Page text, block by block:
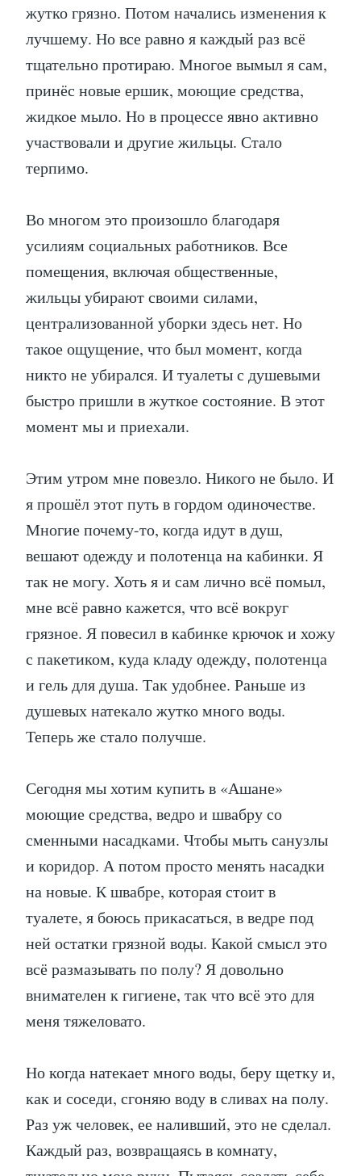
жутко грязно. Потом начались изменения к
лучшему. Но все равно я каждый раз всё
тщательно протираю. Многое вымыл я сам,
принёс новые ершик, моющие средства,
жидкое мыло. Но в процессе явно активно
участвовали и другие жильцы. Стало
терпимо.
Во многом это произошло благодаря
усилиям социальных работников. Все
помещения, включая общественные,
жильцы убирают своими силами,
централизованной уборки здесь нет. Но
такое ощущение, что был момент, когда
никто не убирался. И туалеты с душевыми
быстро пришли в жуткое состояние. В этот
момент мы и приехали.
Этим утром мне повезло. Никого не было. И
я прошёл этот путь в гордом одиночестве.
Многие почему-то, когда идут в душ,
вешают одежду и полотенца на кабинки. Я
так не могу. Хоть я и сам лично всё помыл,
мне всё равно кажется, что всё вокруг
грязное. Я повесил в кабинке крючок и хожу
с пакетиком, куда кладу одежду, полотенца
и гель для душа. Так удобнее. Раньше из
душевых натекало жутко много воды.
Теперь же стало получше.
Сегодня мы хотим купить в «Ашане»
моющие средства, ведро и швабру со
сменными насадками. Чтобы мыть санузлы
и коридор. А потом просто менять насадки
на новые. К швабре, которая стоит в
туалете, я боюсь прикасаться, в ведре под
ней остатки грязной воды. Какой смысл это
всё размазывать по полу? Я довольно
внимателен к гигиене, так что всё это для
меня тяжеловато.
Но когда натекает много воды, беру щетку и,
как и соседи, сгоняю воду в сливах на полу.
Раз уж человек, ее наливший, это не сделал.
Каждый раз, возвращаясь в комнату,